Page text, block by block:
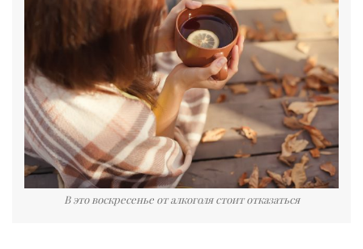
В это воскресенье от алкоголя стоит отказаться